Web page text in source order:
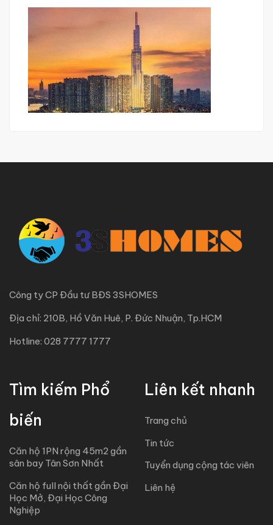
Công ty CP Đầu tư BĐS 3SHOMES
Địa chỉ: 210B, Hồ Văn Huê, P. Đức Nhuận, Tp.HCM
Hotline: 028 7777 1777
Tìm kiếm Phổ
biến
Căn hộ 1PN rộng 45m2 gần
sân bay Tân Sơn Nhất
Căn hộ full nội thất gần Đại
Học Mở, Đại Học Công
Nghiệp
Liên kết nhanh
Trang chủ
Tin tức
Tuyển dụng cộng tác viên
Liên hệ